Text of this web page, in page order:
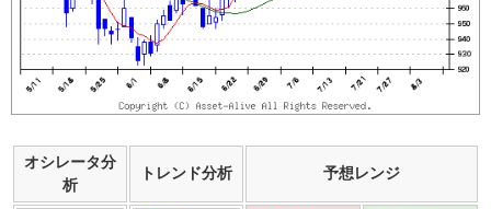
オシレータ分
析
トレンド分析 予想レンジ